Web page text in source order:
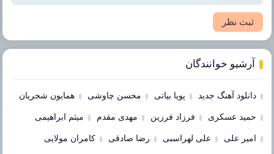
ثبت نظر
آرشیو خوانندگان
دانلود آهنگ جدید پویا بیاتی محسن چاوشی همایون شجریان
حمید عسکری فرزاد فرزین مهدی مقدم میثم ابراهیمی
امیر علی علی لهراسبی رضا صادقی کامران مولایی